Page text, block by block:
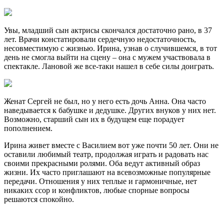
Увы, младший сын актрисы скончался достаточно рано, в 37
лет. Врачи констатировали сердечную недостаточность,
несовместимую с жизнью. Ирина, узнав о случившемся, в тот
день не смогла выйти на сцену – она с мужем участвовала в
спектакле. Лановой же все-таки нашел в себе силы доиграть.
Женат Сергей не был, но у него есть дочь Анна. Она часто
наведывается к бабушке и дедушке. Других внуков у них нет.
Возможно, старший сын их в будущем еще порадует
пополнением.
Ирина живет вместе с Василием вот уже почти 50 лет. Они не
оставили любимый театр, продолжая играть и радовать нас
своими прекрасными ролями. Оба ведут активный образ
жизни. Их часто приглашают на всевозможные популярные
передачи. Отношения у них теплые и гармоничные, нет
никаких ссор и конфликтов, любые спорные вопросы
решаются спокойно.